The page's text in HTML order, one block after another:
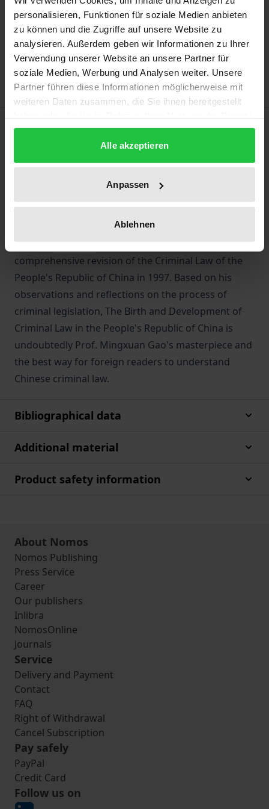
personalisieren, Funktionen für soziale Medien anbieten
zu können und die Zugriffe auf unsere Website zu
analysieren. Außerdem geben wir Informationen zu Ihrer
Verwendung unserer Website an unsere Partner für
soziale Medien, Werbung und Analysen weiter. Unsere
Partner führen diese Informationen möglicherweise mit
weiteren Daten zusammen, die Sie ihnen bereitgestellt
gesammelt haben.
Alle akzeptieren
Anpassen
Ablehnen
Add to Cart
Add to Wish List
Delivery cost notice
Prof. Mingxuan Gao is one of the most famous
"leading scholar of criminal law" and "one of the
founders of the new Chinese criminal law". He was
involved in the introduction of the Criminal Law of
the People's Republic of China in 1979 and the
comprehensive revision of the Criminal Law of the
People's Republic of China in 1997. Based on his
observations and reflections on the process of
criminal legislation, The Birth and Development of
Criminal Law in the People's Republic of China is
undoubtedly Prof. Mingxuan Gao's masterpiece and
the best way for foreign readers to understand
Chinese criminal law.
Bibliographical data
Additional material
Product safety information
About Nomos
Nomos Publishing
Press Service
Career
Our publishers
Inlibra
NomosOnline
Journals
Service
Delivery and Payment
Contact
FAQ
Right of Withdrawal
Cancel Subscription
Pay safely
PayPal
Credit Card
Follow us on